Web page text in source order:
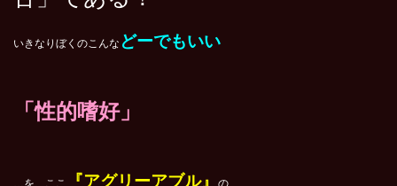
いきなりぼくのこんな どーでもいい
「性的嗜好」
『アグリーアブル』